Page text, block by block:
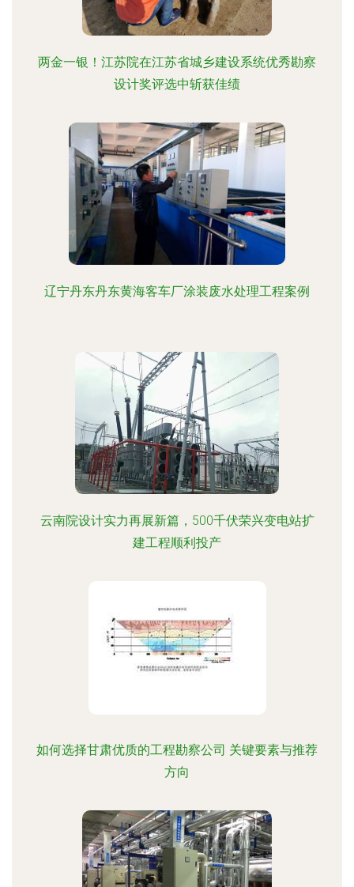
两金一银！江苏院在江苏省城乡建设系统优秀勘察
设计奖评选中斩获佳绩
辽宁丹东丹东黄海客车厂涂装废水处理工程案例
云南院设计实力再展新篇，500千伏荣兴变电站扩
建工程顺利投产
如何选择甘肃优质的工程勘察公司 关键要素与推荐
方向